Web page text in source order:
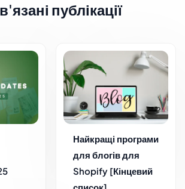
публікації
Найкращі програми
для блогів для
Shopify [Кінцевий